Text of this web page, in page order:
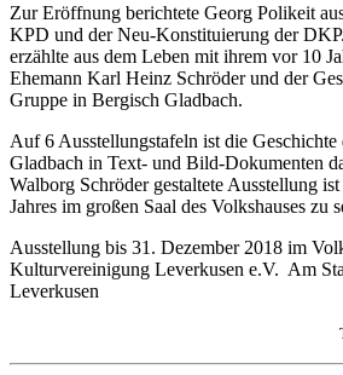
Zur Eröffnung berichtete Georg Polikeit
KPD und der Neu-Konstituierung der
erzählte aus dem Leben mit ihrem vor 10
Ehemann Karl Heinz Schröder und der
Gruppe in Bergisch Gladbach.
Auf 6 Ausstellungstafeln ist die
Gladbach in Text- und Bild-Dokumenten
Walborg Schröder gestaltete Ausstellung
Jahres im großen Saal des Volkshauses zu
Ausstellung bis 31. Dezember 2018 im
Kulturvereinigung Leverkusen e.V. Am
Leverkusen